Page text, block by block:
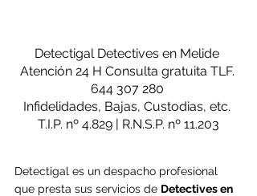
Detectigal Detectives en Melide
Atención 24 H Consulta gratuita TLF.
644 307 280
Infidelidades, Bajas, Custodias, etc.
T.I.P. nº 4.829 | R.N.S.P. nº 11.203
Detectigal es un despacho profesional
que presta sus servicios de Detectives en